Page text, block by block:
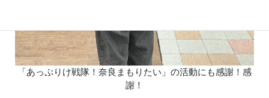
「あっぷりけ戦隊！奈良まもりたい」の活動にも感謝！感
謝！